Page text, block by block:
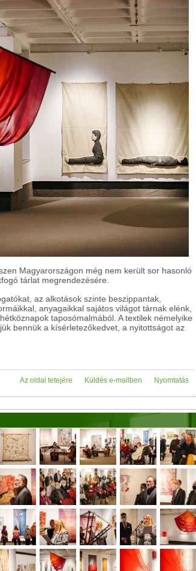
Magyarországon még nem került sor hasonló
tárlat megrendezésére.
az alkotások szinte beszippantak,
anyagaikkal sajátos világot tárnak elénk,
taposómalmából. A textilek némelyike
bennük a kísérletezőkedvet, a nyitottságot az
Nyomtatás
Küldés e-mailben
Az oldal tetejére